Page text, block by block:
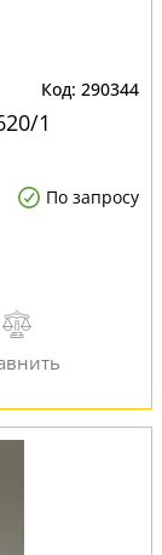
290344
1
По запросу